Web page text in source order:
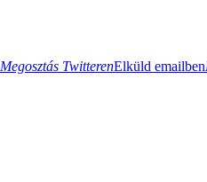
Megosztás TwitterenElküld emailben